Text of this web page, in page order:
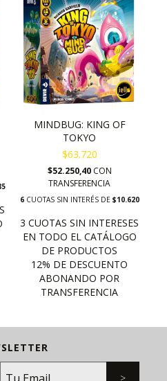
MINDBUG: KING OF
TOKYO
$63.720
$52.250,40 CON
TRANSFERENCIA
6CUOTAS SIN INTERÉS DE $10.620